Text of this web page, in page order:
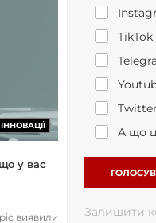
ІННОВАЦІЇ
у вас
виявили
TikTok
Twitter
А що
Залишити